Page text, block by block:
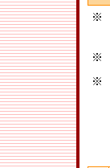
※
※
※